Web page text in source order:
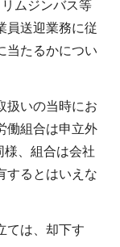
ムジンバス等
員送迎業務に従
当たるかについ
扱いの当時にお
働組合は申立外
様、組合は会社
するとはいえな
ては、却下す